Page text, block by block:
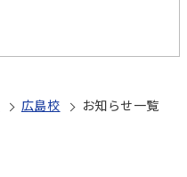
広島校 お知らせ一覧